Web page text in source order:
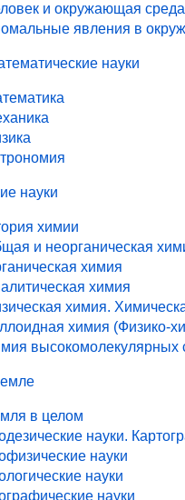
и окружающая
явления в
науки
науки
химии
и неорганическая
химия
химия
химия.
химия (Физико-
высокомолекулярных
в целом
науки.
науки
науки
науки